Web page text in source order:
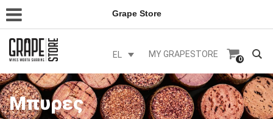
Grape Store
EL MY GRAPESTORE
0
Μπυρες